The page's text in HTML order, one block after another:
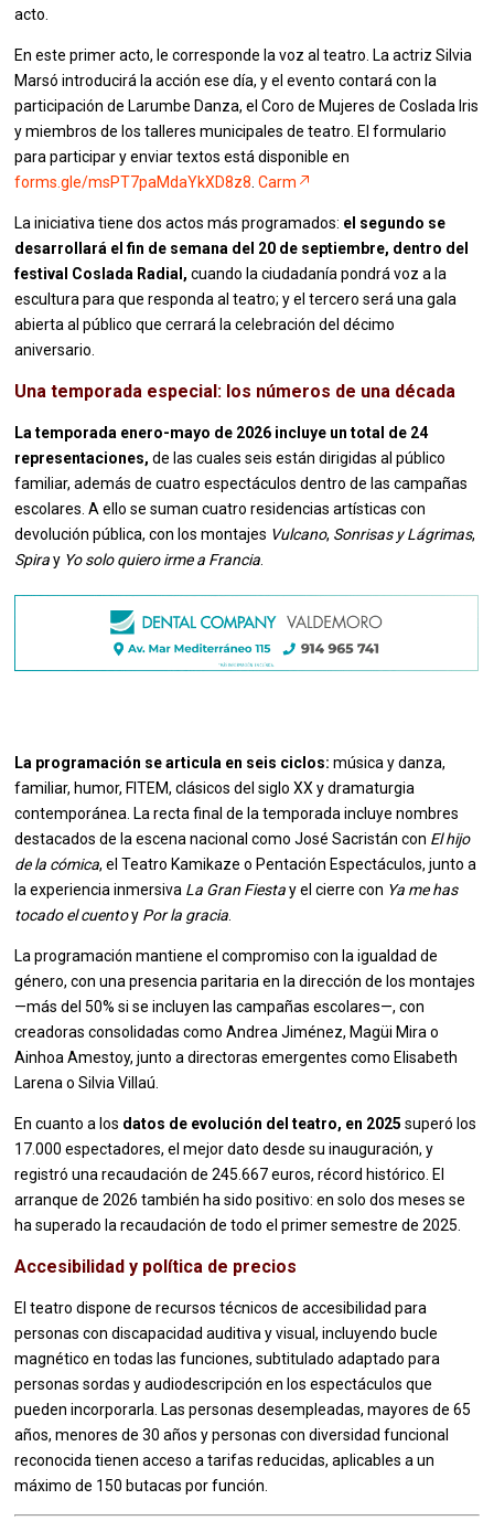
acto.
En este primer acto, le corresponde la voz al teatro. La actriz Silvia
Marsó introducirá la acción ese día, y el evento contará con la
participación de Larumbe Danza, el Coro de Mujeres de Coslada Iris
y miembros de los talleres municipales de teatro. El formulario
para participar y enviar textos está disponible en
forms.gle/msPT7paMdaYkXD8z8 .Carm
La iniciativa tiene dos actos más programados: el segundo se
desarrollará el fin de semana del 20 de septiembre, dentro del
festival Coslada Radial,cuando la ciudadanía pondrá voz a la
escultura para que responda al teatro; y el tercero será una gala
abierta al público que cerrará la celebración del décimo
aniversario.
Una temporada especial: los números de una década
La temporada enero-mayo de 2026 incluye un total de 24
representaciones, de las cuales seis están dirigidas al público
familiar, además de cuatro espectáculos dentro de las campañas
escolares. A ello se suman cuatro residencias artísticas con
devolución pública, con los montajes Vulcano, Sonrisas y Lágrimas,
Spiray Yo solo quiero irme a Francia
La programación se articula en seis ciclos: música y danza,
familiar, humor, FITEM, clásicos del siglo XX y dramaturgia
contemporánea. La recta final de la temporada incluye nombres
destacados de la escena nacional como José Sacristán con El hijo
de la cómica, el Teatro Kamikaze o Pentación Espectáculos, junto a
la experiencia inmersiva La Gran Fiestay el cierre con Ya me has
tocado el cuentoy Por la gracia
La programación mantiene el compromiso con la igualdad de
género, con una presencia paritaria en la dirección de los montajes
—más del 50% si se incluyen las campañas escolares—, con
creadoras consolidadas como Andrea Jiménez, Magüi Mira o
Ainhoa Amestoy, junto a directoras emergentes como Elisabeth
Larena o Silvia Villaú.
En cuanto a los datos de evolución del teatro, en 2025 superó los
17.000 espectadores, el mejor dato desde su inauguración, y
registró una recaudación de 245.667 euros, récord histórico. El
arranque de 2026 también ha sido positivo: en solo dos meses se
ha superado la recaudación de todo el primer semestre de 2025.
Accesibilidad y política de precios
El teatro dispone de recursos técnicos de accesibilidad para
personas con discapacidad auditiva y visual, incluyendo bucle
magnético en todas las funciones, subtitulado adaptado para
personas sordas y audiodescripción en los espectáculos que
pueden incorporarla. Las personas desempleadas, mayores de 65
años, menores de 30 años y personas con diversidad funcional
reconocida tienen acceso a tarifas reducidas, aplicables a un
máximo de 150 butacas por función.